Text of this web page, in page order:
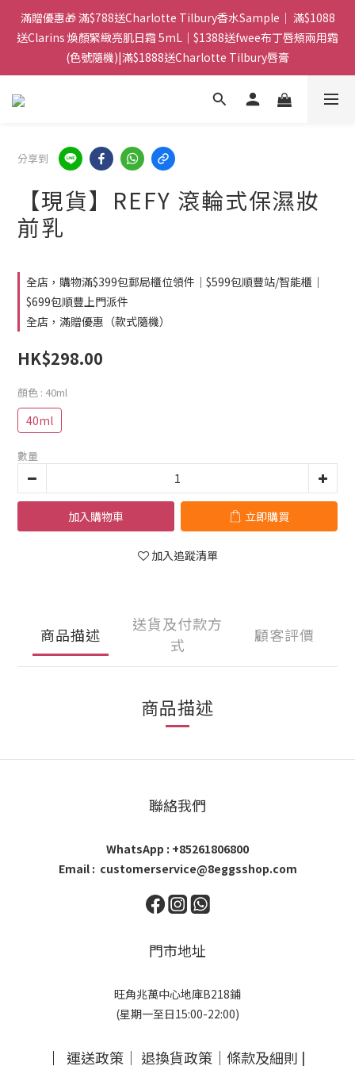
門市：旺角兆萬中心地庫B218 ｜ 所有訂單可旺角門市取貨｜全店
滿$399包郵局取件｜$599包順豐站/站智能櫃｜$699包順豐上門派
件
滿贈優惠🎁 滿$788送Charlotte Tilbury香水Sample｜ 滿$1088
送Clarins 煥顏緊緻亮肌日霜 5mL｜$1388送fwee布丁唇頰兩用霜
(色號隨機)|滿$1888送Charlotte Tilbury唇膏
門市：旺角兆萬中心地庫B218 ｜ 所有訂單可旺角門市取貨｜全店
分享到
【現貨】REFY 滾輪式保濕妝
前乳
全店，購物滿$399包郵局櫃位領件｜$599包順豐站/智能櫃｜
$699包順豐上門派件
全店，滿贈優惠（款式隨機）
HK$298.00
顏色 : 40ml
40ml
數量
加入購物車 立即購買
加入追蹤清單
商品描述
送貨及付款方
式
顧客評價
商品描述
聯絡我們
WhatsApp : +85261806800
Email : customerservice@8eggsshop.com
門市地址
旺角兆萬中心地庫B218鋪
(星期一至日15:00-22:00)
｜ 運送政策 ｜ 退換貨政策 ｜ 條款及細則 |